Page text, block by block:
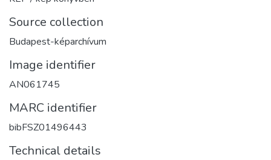
Source collection
Budapest-képarchívum
Image identifier
AN061745
MARC identifier
bibFSZ01496443
Technical details